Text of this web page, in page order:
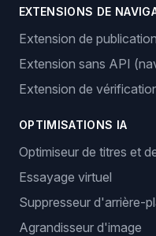
EXTENSIONS DE
Extension de
Extension sans API
Extension de
OPTIMISATIONS IA
Optimiseur de titres et
Essayage virtuel
Suppresseur d'arrière-
Agrandisseur d'image